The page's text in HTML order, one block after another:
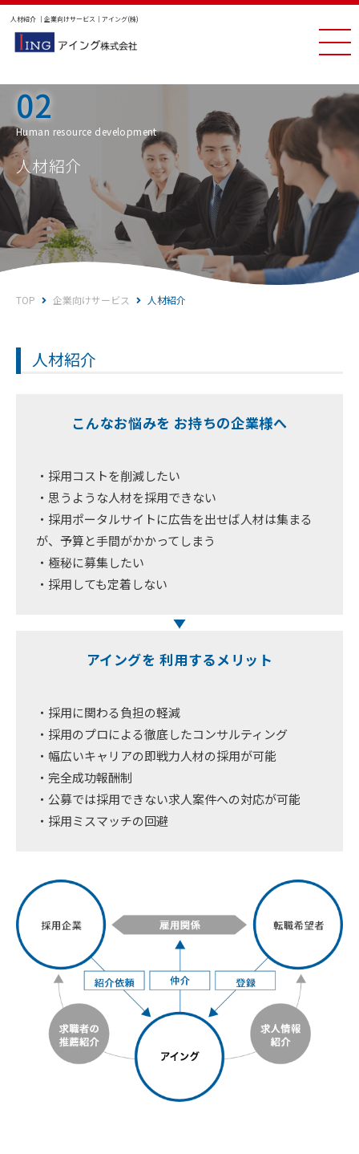
人材紹介 ｜企業向けサービス｜アイング(株)
02
Human resource development
人材紹介
TOP 企業向けサービス 人材紹介
人材紹介
こんなお悩みを お持ちの企業様へ
・採用コストを削減したい
・思うような人材を採用できない
・採用ポータルサイトに広告を出せば人材は集まる
が、予算と手間がかかってしまう
・極秘に募集したい
・採用しても定着しない
アイングを 利用するメリット
・採用に関わる負担の軽減
・採用のプロによる徹底したコンサルティング
・幅広いキャリアの即戦力人材の採用が可能
・完全成功報酬制
・公募では採用できない求人案件への対応が可能
・採用ミスマッチの回避